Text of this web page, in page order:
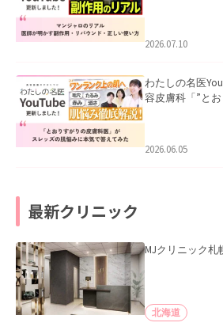
2026.07.10
わたしの名医
容皮膚科「”と
2026.06.05
最新クリニック
MJクリニック札
北海道